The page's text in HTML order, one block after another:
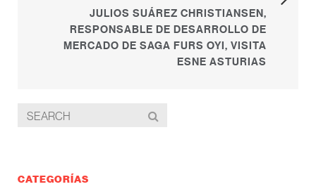
JULIOS SUÁREZ CHRISTIANSEN,
RESPONSABLE DE DESARROLLO DE
MERCADO DE SAGA FURS OYI, VISITA
ESNE ASTURIAS
CATEGORÍAS